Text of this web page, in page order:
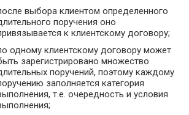
выбора клиентом определенного
поручения оно
к клиентскому договору;
одному клиентскому договору может
зарегистрировано множество
поручений, поэтому каждому
заполняется категория
т.е. очередность и условия